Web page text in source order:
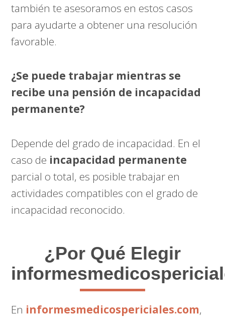
también te asesoramos en estos casos
para ayudarte a obtener una resolución
favorable.
¿Se puede trabajar mientras se
recibe una pensión de incapacidad
permanente?
Depende del grado de incapacidad. En el
caso de incapacidad permanente
parcial o total, es posible trabajar en
actividades compatibles con el grado de
incapacidad reconocido.
¿Por Qué Elegir
En informesmedicospericiales.com,